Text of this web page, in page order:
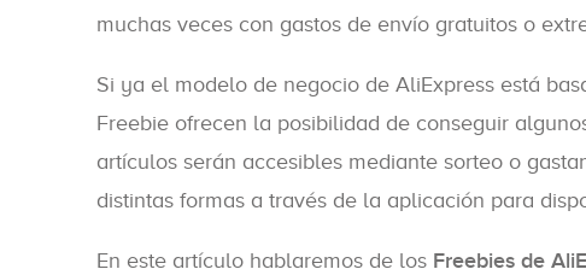
muchas veces con gastos de envío gratuitos o
Si ya el modelo de negocio de AliExpress está
Freebie ofrecen la posibilidad de conseguir
artículos serán accesibles mediante sorteo o
distintas formas a través de la aplicación para
En este artículo hablaremos de los Freebies de